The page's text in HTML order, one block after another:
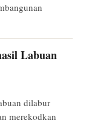
Labuan
dilabur
merekodkan